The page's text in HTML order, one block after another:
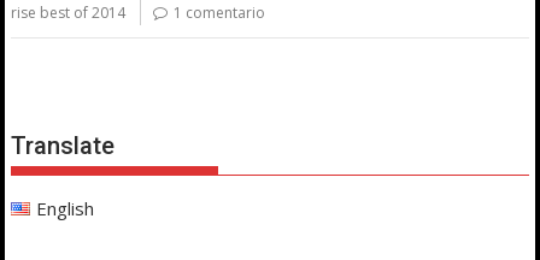
rise best of 2014 1 comentario
Translate
English